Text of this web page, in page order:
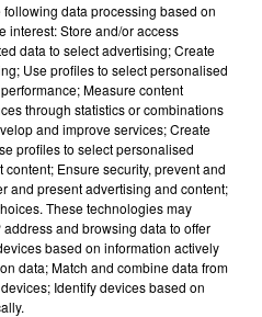
à Trouillas. Pour
a été retrouvé mortà
dans une impasse, rue des
deux traces de coup
ont alors ouvert une
et très vite
jours plus tard, ce dernier
en examen pour
following data processing based on
interest: Store and/or access
data to select advertising; Create
Use profiles to select personalised
Measure content
through statistics or combinations
and improve services; Create
profiles to select personalised
Ensure security, prevent and
and present advertising and content;
These technologies may
and browsing data to offer
based on information actively
data; Match and combine data from
Identify devices based on